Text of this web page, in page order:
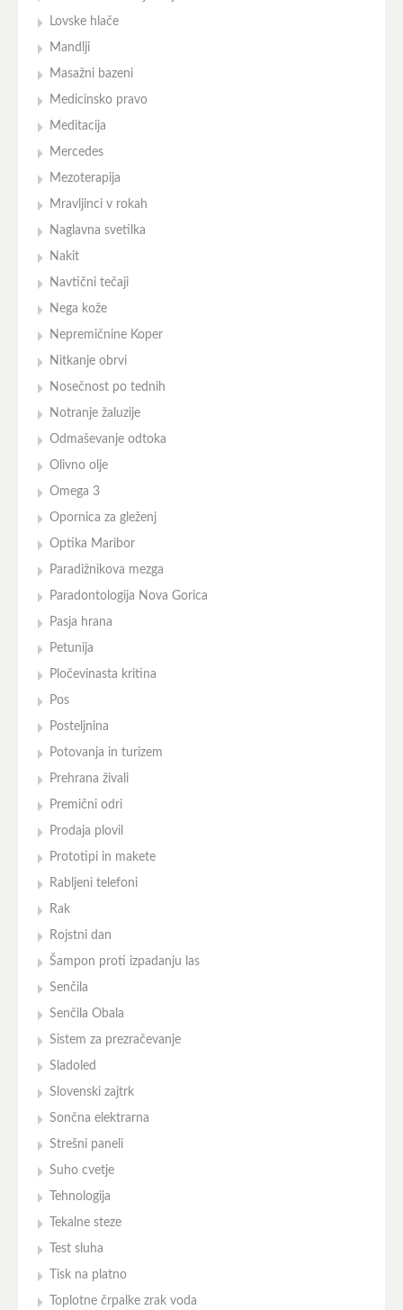
Lovske hlače
Mandlji
Masažni bazeni
Medicinsko pravo
Meditacija
Mercedes
Mezoterapija
Mravljinci v rokah
Naglavna svetilka
Nakit
Navtični tečaji
Nega kože
Nepremičnine Koper
Nitkanje obrvi
Nosečnost po tednih
Notranje žaluzije
Odmaševanje odtoka
Olivno olje
Omega 3
Opornica za gleženj
Optika Maribor
Paradižnikova mezga
Paradontologija Nova Gorica
Pasja hrana
Petunija
Pločevinasta kritina
Pos
Posteljnina
Potovanja in turizem
Prehrana živali
Premični odri
Prodaja plovil
Prototipi in makete
Rabljeni telefoni
Rak
Rojstni dan
Šampon proti izpadanju las
Senčila
Senčila Obala
Sistem za prezračevanje
Sladoled
Slovenski zajtrk
Sončna elektrarna
Strešni paneli
Suho cvetje
Tehnologija
Tekalne steze
Test sluha
Tisk na platno
Toplotne črpalke zrak voda